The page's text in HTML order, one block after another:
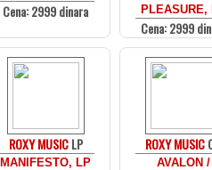
Cena: 2999 dinara
PLEASURE,
Cena: 2999
ROXY MUSICLP
MANIFESTO, LP
ROXY MUSIC
AVALON /